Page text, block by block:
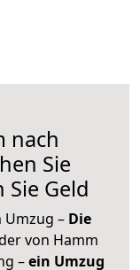
nach
Sie
Geld
– Die
von Hamm
–ein Umzug